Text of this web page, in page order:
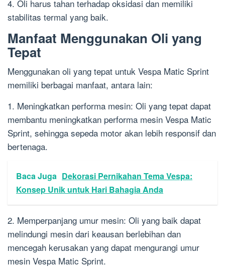
4. Oli harus tahan terhadap oksidasi dan memiliki
stabilitas termal yang baik.
Manfaat Menggunakan Oli yang
Tepat
Menggunakan oli yang tepat untuk Vespa Matic Sprint
memiliki berbagai manfaat, antara lain:
1. Meningkatkan performa mesin: Oli yang tepat dapat
membantu meningkatkan performa mesin Vespa Matic
Sprint, sehingga sepeda motor akan lebih responsif dan
bertenaga.
Baca Juga Dekorasi Pernikahan Tema Vespa:
Konsep Unik untuk Hari Bahagia Anda
2. Memperpanjang umur mesin: Oli yang baik dapat
melindungi mesin dari keausan berlebihan dan
mencegah kerusakan yang dapat mengurangi umur
mesin Vespa Matic Sprint.